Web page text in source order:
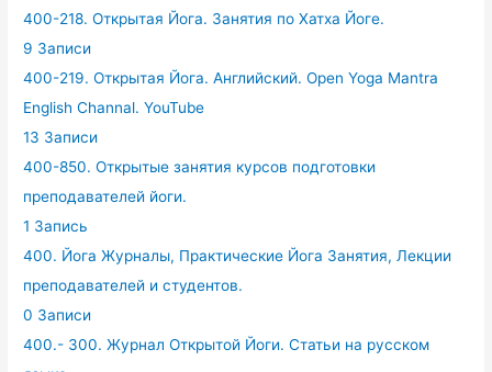
400-218. Открытая Йога. Занятия по Хатха Йоге.
9 Записи
400-219. Открытая Йога. Английский. Open Yoga Mantra
English Channal. YouTube
13 Записи
400-850. Открытые занятия курсов подготовки
преподавателей йоги.
1 Запись
400. Йога Журналы, Практические Йога Занятия, Лекции
преподавателей и студентов.
0 Записи
400.- 300. Журнал Открытой Йоги. Статьи на русском